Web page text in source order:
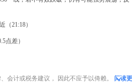
（21:18）
点差）
会计或税务建议， 因此不应予以倚赖。
阅读更